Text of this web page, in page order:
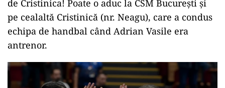
10.000 de euro, timp de șase luni, după ce a fost
dat afară de la echipa finanțată din banii
bucureștenilor.
Asta înseamnă că jaful de pe vremea lui Nicușor
Dan merge mai departe că, deh… doar între